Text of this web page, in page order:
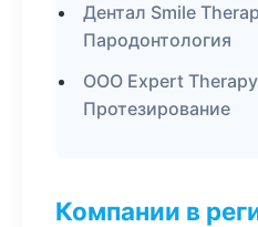
Дентал Smile
Пародонтология
ООО Expert
Протезирование
Компании в